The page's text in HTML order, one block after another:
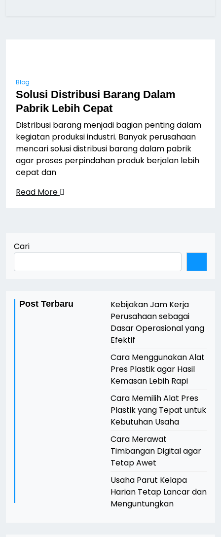
Blog
Solusi Distribusi Barang Dalam
Pabrik Lebih Cepat
Distribusi barang menjadi bagian penting dalam
kegiatan produksi industri. Banyak perusahaan
mencari solusi distribusi barang dalam pabrik
agar proses perpindahan produk berjalan lebih
cepat dan
Read More
Cari
Post Terbaru
Kebijakan Jam Kerja
Perusahaan sebagai
Dasar Operasional yang
Efektif
Cara Menggunakan Alat
Pres Plastik agar Hasil
Kemasan Lebih Rapi
Cara Memilih Alat Pres
Plastik yang Tepat untuk
Kebutuhan Usaha
Cara Merawat
Timbangan Digital agar
Tetap Awet
Usaha Parut Kelapa
Harian Tetap Lancar dan
Menguntungkan